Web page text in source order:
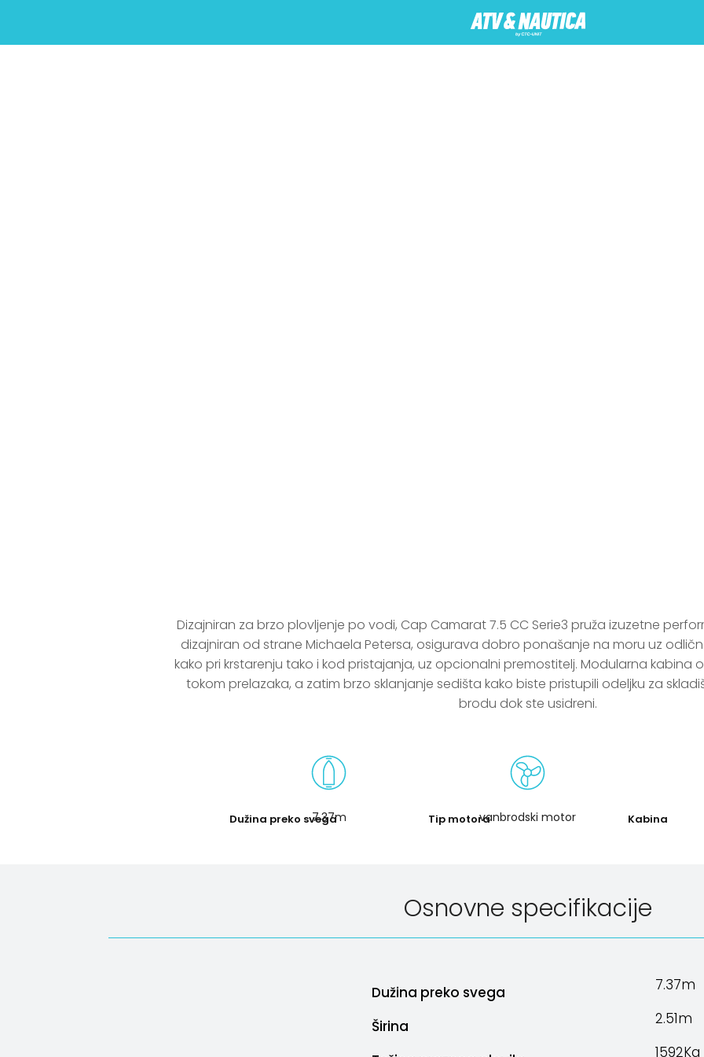
Dizajniran za brzo plovljenje po vodi, Cap Camarat 7.5 CC Serie3 pruža izuzetne
dizajniran od strane Michaela Petersa, osigurava dobro ponašanje na moru uz
kako pri krstarenju tako i kod pristajanja, uz opcionalni premostitelj. Modularna
tokom prelazaka, a zatim brzo sklanjanje sedišta kako biste pristupili odeljku za
brodu dok ste usidreni.
Dužina preko svega
7.37m Tip motoravanbrodski motor Kabina
Osnovne specifikacije
Dužina preko svega 7.37m
Širina 2.51m
1592Kg